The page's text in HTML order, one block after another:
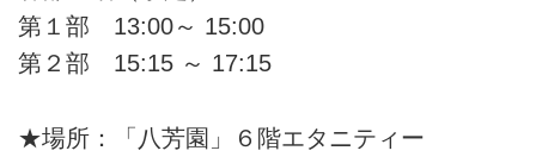
第１部 13:00～ 15:00
第２部 15:15 ～ 17:15
★場所：「八芳園」６階エタニティー